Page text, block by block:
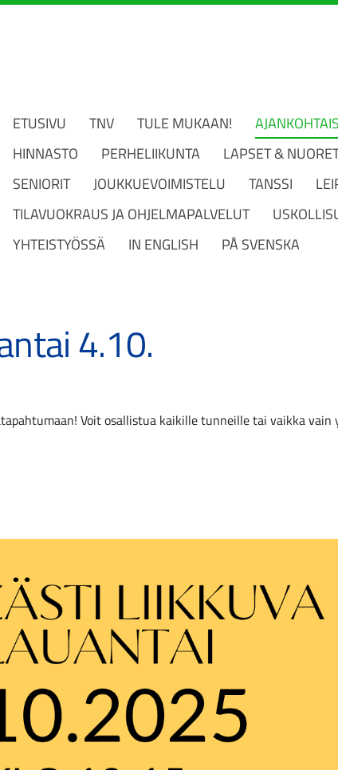
ETUSIVU TNV TULE MUKAAN!
HINNASTO
PERHELIIKUNTA LAPSET &
SENIORIT
JOUKKUEVOIMISTELU TANSSI
TILAVUOKRAUS JA OHJELMAPALVELUT
YHTEISTYÖSSÄ
IN ENGLISH PÅ SVENSKA
4.10.
Voit osallistua kaikille tunneille tai vaikka vain